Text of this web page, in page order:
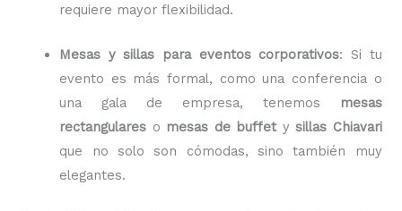
requiere mayor flexibilidad.
Mesas y sillas para eventos corporativos: Si tu
evento es más formal, como una conferencia o
una gala de empresa, tenemos
mesas
rectangulares o mesas de buffetysillas Chiavari
que no solo son cómodas, sino también muy
elegantes.